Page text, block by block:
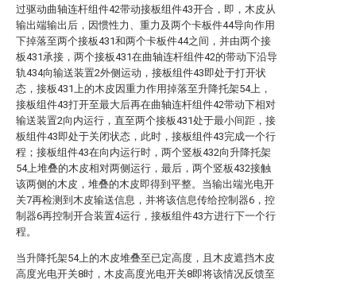
过驱动曲轴连杆组件42带动接板组件43开合，即，木皮从
输出端输出后，因惯性力、重力及两个卡板件44导向作用
下掉落至两个接板431和两个卡板件44之间，并由两个接
板431承接，两个接板431在曲轴连杆组件42的带动下沿导
轨434向输送装置2外侧运动，接板组件43即处于打开状
态，接板431上的木皮因重力作用掉落至升降托架54上，
接板组件43打开至最大后再在曲轴连杆组件42带动下相对
输送装置2向内运行，直至两个接板431处于最小间距，接
板组件43即处于关闭状态，此时，接板组件43完成一个行
程；接板组件43在向内运行时，两个竖板432向升降托架
54上堆叠的木皮相对两侧运行，最后，两个竖板432接触
该两侧的木皮，堆叠的木皮即得到平整。当输出端光电开
关7再检测到木皮输送信息，并将该信息传给控制器6，控
制器6再控制开合装置4运行，接板组件43方进行下一个行
程。
当升降托架54上的木皮堆叠至已定高度，且木皮遮挡木皮
高度光电开关8时，木皮高度光电开关8即将该情况反馈至